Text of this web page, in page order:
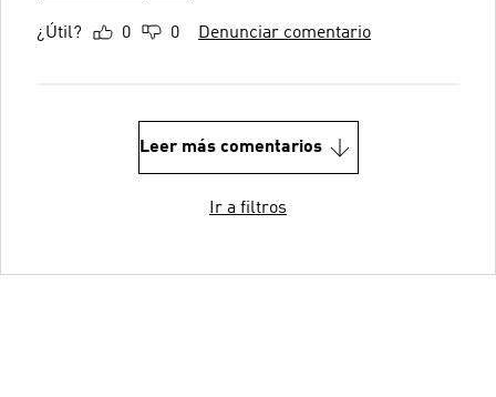
¿Útil? 0 0 Denunciar comentario
Leer más comentarios
Ir a filtros